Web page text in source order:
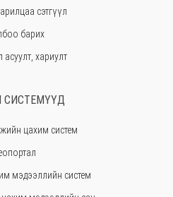
Орхон
Увс
сэтгүүл
барих
хариулт
СИСТЕМҮҮД
цахим систем
мэдээллийн систем